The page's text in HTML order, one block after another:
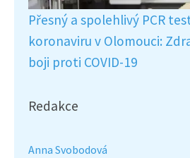
Přesný a spolehlivý PCR
koronaviru v Olomouci:
boji proti COVID-19
Redakce
Anna Svobodová